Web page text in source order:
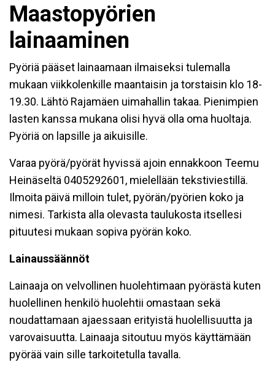
Maastopyörien
lainaaminen
Pyöriä pääset lainaamaan ilmaiseksi tulemalla
mukaan viikkolenkille maantaisin ja torstaisin klo 18-
19.30. Lähtö Rajamäen uimahallin takaa. Pienimpien
lasten kanssa mukana olisi hyvä olla oma huoltaja.
Pyöriä on lapsille ja aikuisille.
Varaa pyörä/pyörät hyvissä ajoin ennakkoon Teemu
Heinäseltä 0405292601, mielellään tekstiviestillä.
Ilmoita päivä milloin tulet, pyörän/pyörien koko ja
nimesi. Tarkista alla olevasta taulukosta itsellesi
pituutesi mukaan sopiva pyörän koko.
Lainaussäännöt
Lainaaja on velvollinen huolehtimaan pyörästä kuten
huolellinen henkilö huolehtii omastaan sekä
noudattamaan ajaessaan erityistä huolellisuutta ja
varovaisuutta. Lainaaja sitoutuu myös käyttämään
pyörää vain sille tarkoitetulla tavalla.